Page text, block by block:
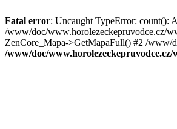
Fatal error: Uncaught TypeError: count():
/www/doc/www.horolezeckepruvodce.cz/
ZenCore_Mapa->GetMapaFull() #2 /
/www/doc/